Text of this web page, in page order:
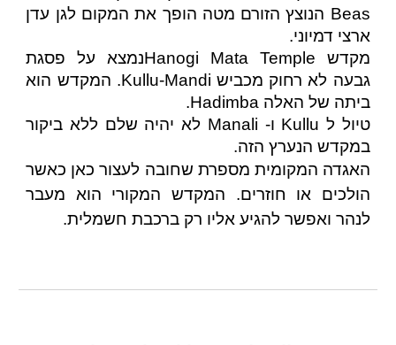
Beas הנוצץ הזורם מטה הופך את המקום לגן עדן
ארצי דמיוני.
מקדש Hanogi Mata Templeנמצא על פסגת
גבעה לא רחוק מכביש Kullu-Mandi. המקדש הוא
ביתה של האלה Hadimba.
טיול ל Kullu ו- Manali לא יהיה שלם ללא ביקור
במקדש הנערץ הזה.
האגדה המקומית מספרת שחובה לעצור כאן כאשר
הולכים או חוזרים. המקדש המקורי הוא מעבר
לנהר ואפשר להגיע אליו רק ברכבת חשמלית.